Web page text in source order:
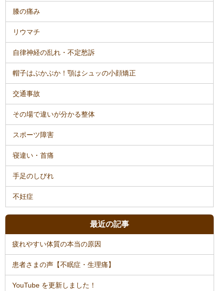
膝の痛み
リウマチ
自律神経の乱れ・不定愁訴
帽子はぶかぶか！顎はシュッの小顔矯正
交通事故
その場で違いが分かる整体
スポーツ障害
寝違い・首痛
手足のしびれ
不妊症
最近の記事
疲れやすい体質の本当の原因
患者さまの声【不眠症・生理痛】
YouTube を更新しました！